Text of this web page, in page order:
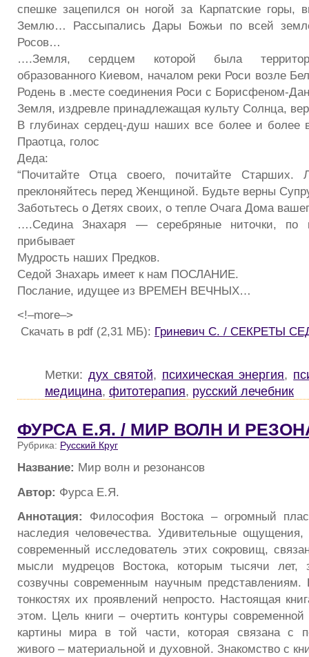
спешке зацепился он ногой за Карпатские горы,
Землю… Рассыпались Дары Божьи по всей
Росов…
….Земля, сердцем которой была
образованного Киевом, началом реки Роси возле
Родень в .месте соединения Роси с Борисфеном-
Земля, издревле принадлежащая культу Солнца,
В глубинах сердец-душ наших все более и более
Праотца, голос
Деда:
“Почитайте Отца своего, почитайте
преклоняйтесь перед Женщиной. Будьте верны
Заботьтесь о Детях своих, о тепле Очага Дома
….Седина Знахаря — серебряные ниточки, по
прибывает
Мудрость наших Предков.
Седой Знахарь имеет к нам ПОСЛАНИЕ.
Послание, идущее из ВРЕМЕН ВЕЧНЫХ…
<!–more–>
Скачать в pdf (2,31 МБ): Гриневич С. / СЕКРЕТЫ
Метки: дух святой, психическая энергия,
медицина, фитотерапия, русский лечебник
ФУРСА Е.Я. / МИР ВОЛН И
Рубрика: Русский Круг
Название: Мир волн и резонансов
Автор: Фурса Е.Я.
Аннотация: Философия Востока – огромный
наследия человечества. Удивительные ощущения,
современный исследователь этих сокровищ,
мысли мудрецов Востока, которым тысячи лет,
созвучны современным научным представлениям.
тонкостях их проявлений непросто. Настоящая
этом. Цель книги – очертить контуры современной
картины мира в той части, которая связана с
живого – материальной и духовной. Знакомство с